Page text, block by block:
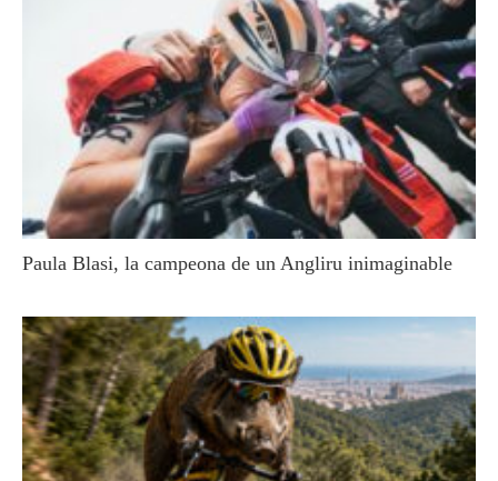
Paula Blasi, la campeona de un Angliru inimaginable